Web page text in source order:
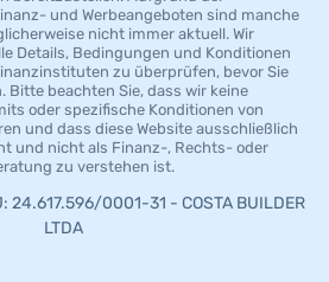
und Werbeangeboten sind manche
nicht immer aktuell. Wir
Details, Bedingungen und Konditionen
zu überprüfen, bevor Sie
beachten Sie, dass wir keine
oder spezifische Konditionen von
und dass diese Website ausschließlich
und nicht als Finanz-, Rechts- oder
zu verstehen ist.
0001-31 - COSTA BUILDER
LTDA